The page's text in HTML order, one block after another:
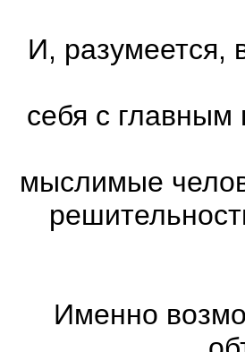
И, разумеется,
себя с главным
мыслимые
Именно